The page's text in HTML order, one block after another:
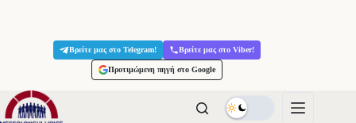
Βρείτε μας στο Telegram! Βρείτε μας στο Viber!
Προτιμώμενη πηγή στο Google